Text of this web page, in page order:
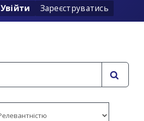
Увійти Зареєструватись